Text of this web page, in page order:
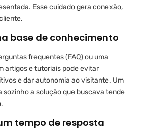
Esse cuidado gera conexão,
base de conhecimento
frequentes (FAQ) ou uma
artigos e tutoriais pode evitar
e dar autonomia ao visitante. Um
sozinho a solução que buscava tende
tempo de resposta